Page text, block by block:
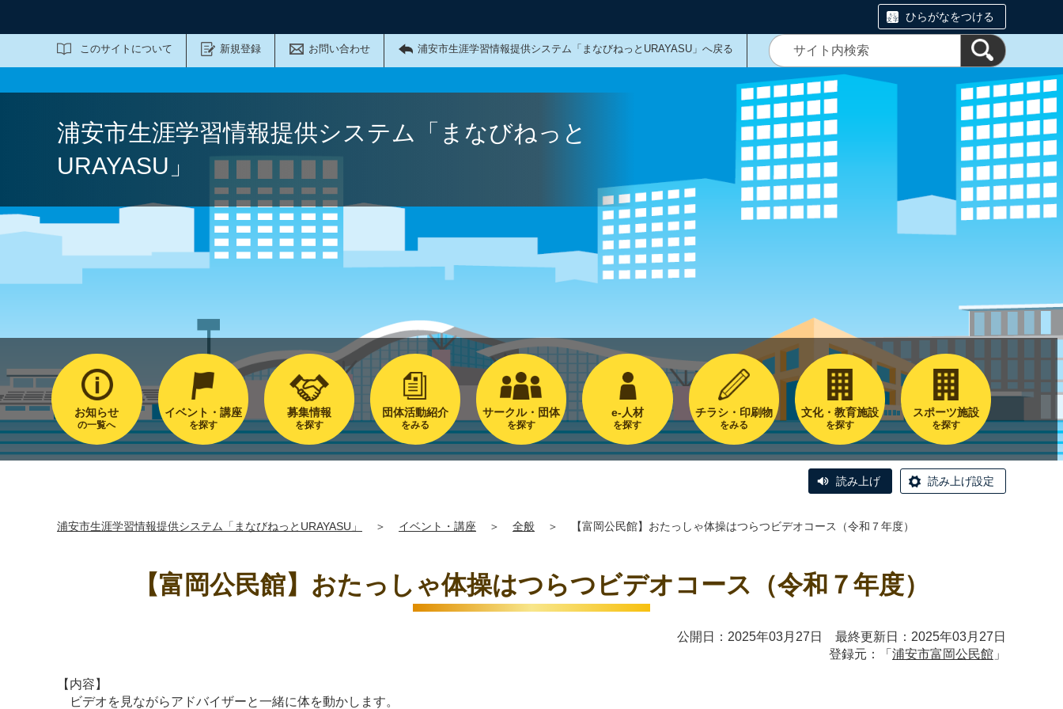
ひらがなをつける
このサイトについて 新規登録 お問い合わせ 浦安市生涯学習情報提供システム「まなびねっとURAYASU」へ戻る
サイト内検索
浦安市生涯学習情報提供システム「まなびねっと
URAYASU」
お知らせ
の一覧へ
イベント・講座
を探す
募集情報
を探す
団体活動紹介
をみる
サークル・団体
を探す
e-人材
を探す
チラシ・印刷物
をみる
文化・教育施設
を探す
スポーツ施設
を探す
読み上げ 読み上げ設定
浦安市生涯学習情報提供システム「まなびねっとURAYASU」 ＞ イベント・講座 ＞ 全般 ＞ 【富岡公民館】おたっしゃ体操はつらつビデオコース（令和７年度）
【富岡公民館】おたっしゃ体操はつらつビデオコース（令和７年度）
公開日：2025年03月27日 最終更新日：2025年03月27日
登録元：「 浦安市富岡公民館 」
【内容】
ビデオを見ながらアドバイザーと一緒に体を動かします。